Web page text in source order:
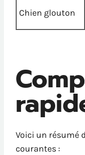
Chien glouton
Voici un résumé
courantes :